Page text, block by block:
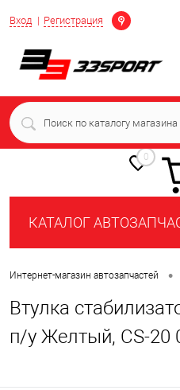
Вход Регистрация
Определение
0
КАТАЛОГ
Интернет-магазин автозапчастей •
Втулка
п/у Желтый, CS-20